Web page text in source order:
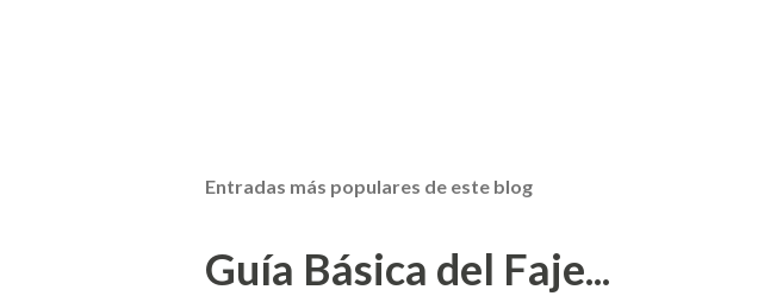
Entradas más populares de este blog
Guía Básica del Faje...